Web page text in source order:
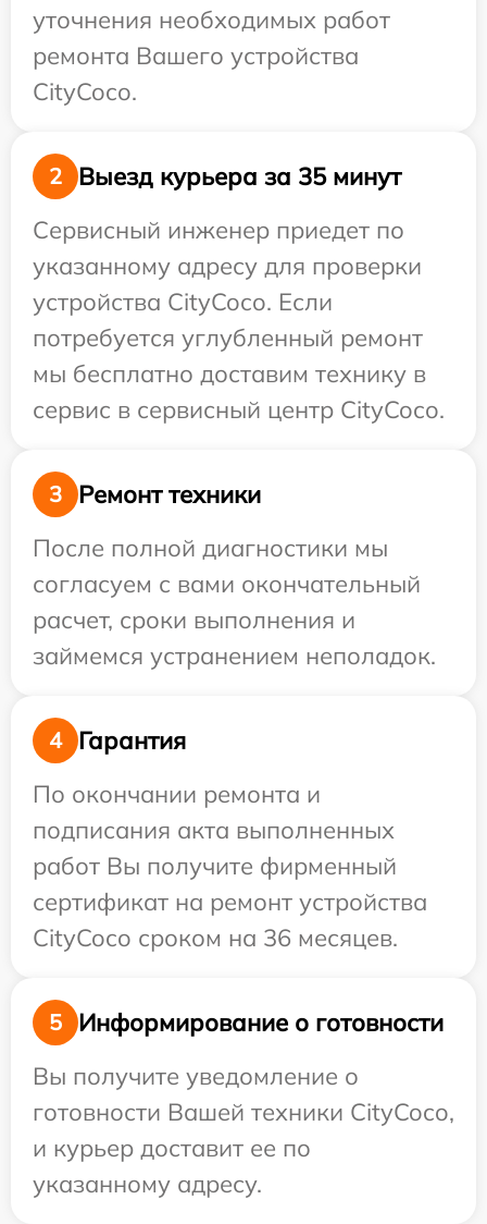
уточнения необходимых работ
ремонта Вашего устройства
CityCoco.
2
Выезд курьера за 35 минут
Сервисный инженер приедет по
указанному адресу для проверки
устройства CityCoco. Если
потребуется углубленный ремонт
мы бесплатно доставим технику в
сервис в сервисный центр CityCoco.
3
Ремонт техники
После полной диагностики мы
согласуем с вами окончательный
расчет, сроки выполнения и
займемся устранением неполадок.
4
Гарантия
По окончании ремонта и
подписания акта выполненных
работ Вы получите фирменный
сертификат на ремонт устройства
CityCoco сроком на 36 месяцев.
5
Информирование о готовности
Вы получите уведомление о
готовности Вашей техники CityCoco,
и курьер доставит ее по
указанному адресу.